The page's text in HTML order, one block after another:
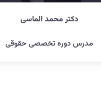
دکتر محمد الماسی
مدرس دوره تخصصی حقوقی